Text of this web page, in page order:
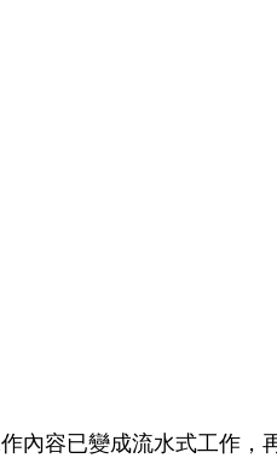
內容已變成流水式工作，